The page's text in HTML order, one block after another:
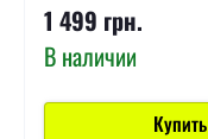
1 499 грн.
В наличии
Купить